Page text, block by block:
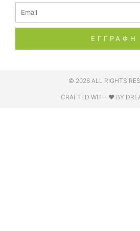
ΕΓΓΡΑΦΗ
© 2026 ALL RIGHTS
CRAFTED WITH ❤ BY